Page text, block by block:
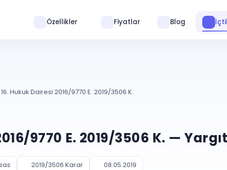
Özellikler Fiyatlar Blog
16. Hukuk Dairesi 2016/9770 E. 2019/3506 K.
9770 E. 2019/3506 K. —
2019/3506 Karar 08.05.2019